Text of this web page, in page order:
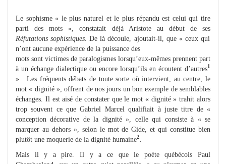
Le sophisme « le plus naturel et le plus répandu est celui qui tire
parti des mots », constatait déjà Aristote au début de ses
Réfutations sophistiques . De là découle, ajoutait-il, que « ceux qui
n’ont aucune expérience de la puissance des
mots sont victimes de paralogismes lorsqu’eux-mêmes prennent part
à un échange dialectique ou encore lorsqu’ils en écoutent d’autres1
». Les fréquents débats de toute sorte où intervient, au centre, le
mot « dignité », offrent de nos jours un bon exemple de semblables
échanges. Il est aisé de constater que le mot « dignité » trahit alors
trop souvent ce que Gabriel Marcel qualifiait à juste titre de «
conception décorative de la dignité », celle qui consiste à « se
marquer au dehors », selon le mot de Gide, et qui constitue bien
plutôt une moquerie de la dignité humaine2
Mais il y a pire. Il y a ce que le poète québécois Paul